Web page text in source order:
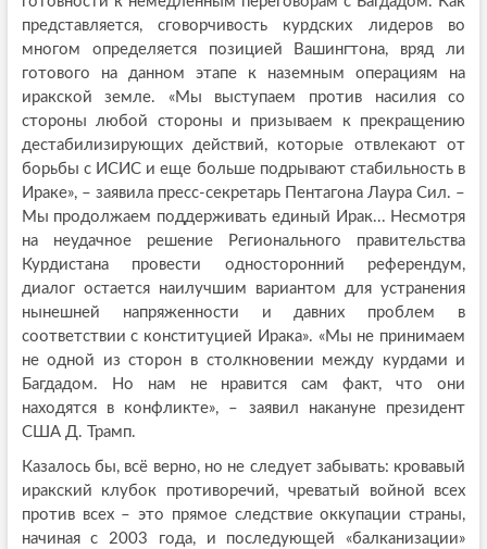
представляется, сговорчивость курдских лидеров во
многом определяется позицией Вашингтона, вряд ли
готового на данном этапе к наземным операциям на
иракской земле. «Мы выступаем против насилия со
стороны любой стороны и призываем к прекращению
дестабилизирующих действий, которые отвлекают от
борьбы с ИСИС и еще больше подрывают стабильность в
Ираке», – заявила пресс-секретарь Пентагона Лаура Сил. –
Мы продолжаем поддерживать единый Ирак... Несмотря
на неудачное решение Регионального правительства
Курдистана провести односторонний референдум,
диалог остается наилучшим вариантом для устранения
нынешней напряженности и давних проблем в
соответствии с конституцией Ирака». «Мы не принимаем
не одной из сторон в столкновении между курдами и
Багдадом. Но нам не нравится сам факт, что они
находятся в конфликте», – заявил накануне президент
США Д. Трамп.
Казалось бы, всё верно, но не следует забывать: кровавый
иракский клубок противоречий, чреватый войной всех
против всех – это прямое следствие оккупации страны,
начиная с 2003 года, и последующей «балканизации»